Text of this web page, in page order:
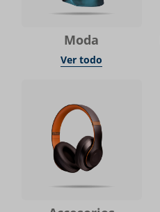
Moda
Ver todo